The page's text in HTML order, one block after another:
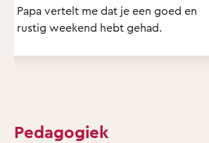
Papa vertelt me dat je een goed en
rustig weekend hebt gehad.
Pedagogiek